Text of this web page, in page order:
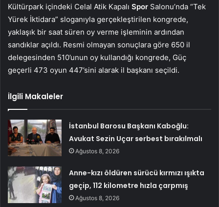
Kültürpark içindeki Celal Atik Kapalı Spor Salonu’nda “Tek
Yürek İktidara” sloganıyla gerçekleştirilen kongrede,
yaklaşık bir saat süren oy verme işleminin ardından
sandıklar açıldı. Resmi olmayan sonuçlara göre 650 il
delegesinden 510’unun oy kullandığı kongrede, Güç
geçerli 473 oyun 447’sini alarak il başkanı seçildi.
İlgili Makaleler
İstanbul Barosu Başkanı Kaboğlu:
Avukat Sezin Uçar serbest bırakılmalı
Ağustos 8, 2026
Anne-kızı öldüren sürücü kırmızı ışıkta
geçip, 112 kilometre hızla çarpmış
Ağustos 8, 2026